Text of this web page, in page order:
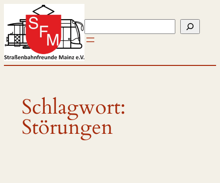
Inhalt
springen
Schlagwort:
Störungen